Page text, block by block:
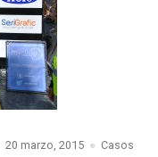
20 marzo, 2015
Casos